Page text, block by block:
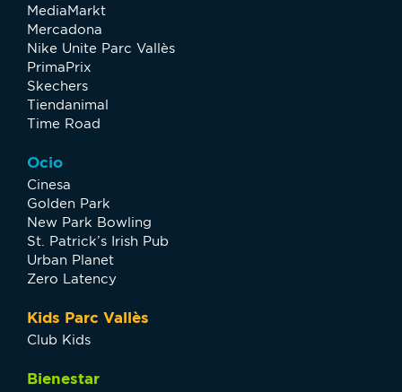
MediaMarkt
Mercadona
Nike Unite Parc Vallès
PrimaPrix
Skechers
Tiendanimal
Time Road
Ocio
Cinesa
Golden Park
New Park Bowling
St. Patrick’s Irish Pub
Urban Planet
Zero Latency
Kids Parc Vallès
Club Kids
Bienestar